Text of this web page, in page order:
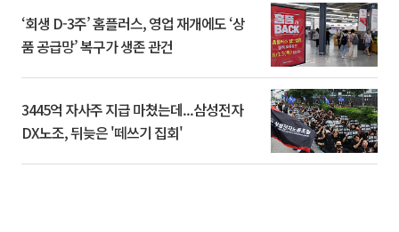
‘회생 D-3주’ 홈플러스, 영업 재개에도 ‘상
품 공급망’ 복구가 생존 관건
3445억 자사주 지급 마쳤는데...삼성전자
DX노조, 뒤늦은 '떼쓰기 집회'